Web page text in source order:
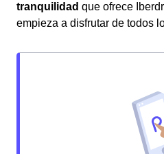
tranquilidad que ofrece
empieza a disfrutar de todos